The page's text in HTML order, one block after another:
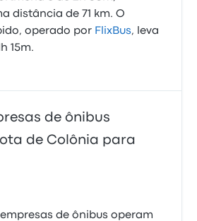
distância de 71 km. O
operado por FlixBus, leva
15m.
de ônibus
de Colônia para
de ônibus operam